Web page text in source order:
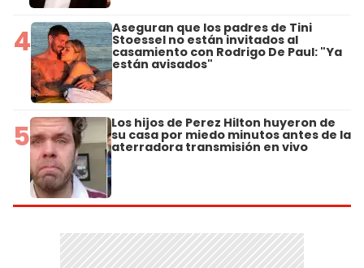
4 Aseguran que los padres de Tini
Stoessel no están invitados al
casamiento con Rodrigo De Paul: "Ya
están avisados"
5 Los hijos de Perez Hilton huyeron de
su casa por miedo minutos antes de la
aterradora transmisión en vivo